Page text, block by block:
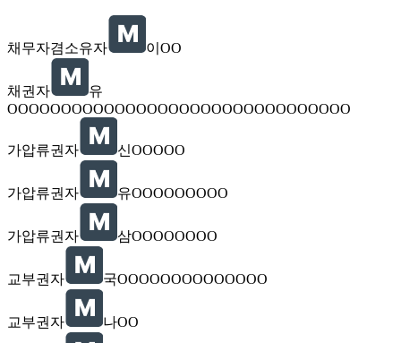
채무자겸소유자 이OO
채권자
유
OOOOOOOOOOOOOOOOOOOOOOOOOOOOOOOO
가압류권자 신OOOOO
가압류권자 유OOOOOOOOO
가압류권자 삼OOOOOOOO
교부권자 국OOOOOOOOOOOOOO
교부권자 나OO